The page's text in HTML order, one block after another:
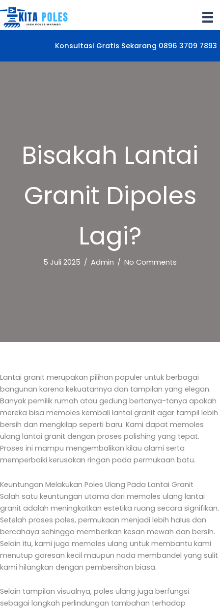
Lewati
ke
konten
Konsultasi Gratis Sekarang 0896 3709 7893
Bisakah Lantai
Granit Dipoles
Lagi?
5 Juli 2025 / Admin / No Comments
Lantai granit merupakan pilihan populer untuk berbagai
bangunan karena kekuatannya dan tampilan yang elegan.
Banyak pemilik rumah atau gedung bertanya-tanya apakah
mereka bisa memoles kembali lantai granit agar tampil lebih
bersih dan mengkilap seperti baru. Kami dapat memoles
ulang lantai granit dengan proses polishing yang tepat.
Proses ini mampu mengembalikan kilau alami serta
memperbaiki kerusakan ringan pada permukaan batu.
Keuntungan Melakukan Poles Ulang Pada Lantai Granit
Salah satu keuntungan utama dari memoles ulang lantai
granit adalah meningkatkan estetika ruang secara signifikan.
Setelah proses poles, permukaan menjadi lebih halus dan
bercahaya sehingga memberikan kesan mewah dan bersih.
Selain itu, kami juga memoles ulang untuk membantu kami
menutup goresan kecil maupun noda membandel yang sulit
kami hilangkan dengan pembersihan biasa.
Selain tampilan visualnya, poles ulang juga berfungsi
sebagai langkah perlindungan tambahan terhadap